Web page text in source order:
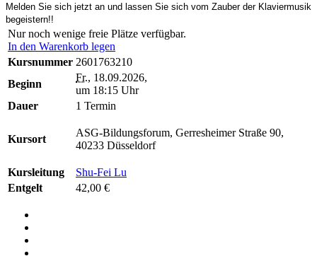
Melden Sie sich jetzt an und lassen Sie sich vom Zauber der Klaviermusik
begeistern!!
Nur noch wenige freie Plätze verfügbar.
In den Warenkorb legen
Kursnummer 2601763210
Beginn
Fr., 18.09.2026,
um 18:15 Uhr
Dauer
1 Termin
Kursort
ASG-Bildungsforum, Gerresheimer Straße 90,
40233 Düsseldorf
Kursleitung
Shu-Fei Lu
Entgelt
42,00 €